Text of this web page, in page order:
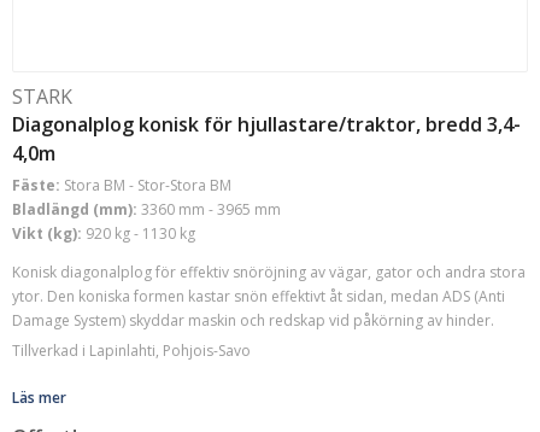
SSB 2300
SSB 2700(1)
SSB 3900
(1)
SSB 800 (1)
Tornado 1600
Tornado 1800(5)
Tornado 2200 (5)
UAR 2950/1500 RS
STARK
Diagonalplog konisk för hjullastare/traktor, bredd 3,4-
4,0m
Fäste: Stora BM - Stor-Stora BM
Bladlängd (mm): 3360 mm - 3965 mm
Vikt (kg): 920 kg - 1130 kg
Konisk diagonalplog för effektiv snöröjning av vägar, gator och andra stora
ytor. Den koniska formen kastar snön effektivt åt sidan, medan ADS (Anti
Damage System) skyddar maskin och redskap vid påkörning av hinder.
Tillverkad i Lapinlahti, Pohjois-Savo
Läs mer